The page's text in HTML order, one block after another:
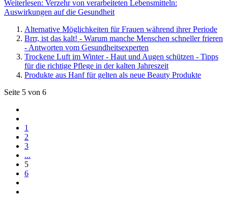
Weiterlesen: Verzehr von verarbeiteten Lebensmitteln:
Auswirkungen auf die Gesundheit
Alternative Möglichkeiten für Frauen während ihrer Periode
Brrr, ist das kalt! - Warum manche Menschen schneller frieren
- Antworten vom Gesundheitsexperten
Trockene Luft im Winter - Haut und Augen schützen - Tipps
für die richtige Pflege in der kalten Jahreszeit
Produkte aus Hanf für gelten als neue Beauty Produkte
Seite 5 von 6
1
2
3
...
5
6